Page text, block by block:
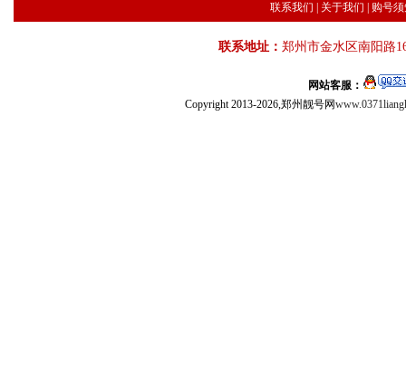
联系我们 关于我们 购号
联系地址： 郑州市金水区南阳路
网站客服：
Copyright 2013-2026,郑州靓号网